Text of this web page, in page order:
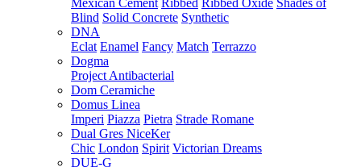
Mexican Cement Ribbed Ribbed Oxide Shades of
Blind Solid Concrete Synthetic
DNA
Eclat Enamel Fancy Match Terrazzo
Dogma
Project Antibacterial
Dom Ceramiche
Domus Linea
Imperi Piazza Pietra Strade Romane
Dual Gres NiceKer
Chic London Spirit Victorian Dreams
DUE-G